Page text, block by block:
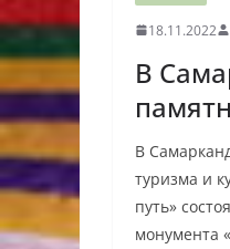
18.11.2022
В
В
туризма и
путь»
монумента